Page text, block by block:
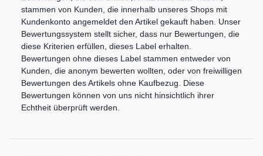
stammen von Kunden, die innerhalb unseres Shops mit
Kundenkonto angemeldet den Artikel gekauft haben. Unser
Bewertungssystem stellt sicher, dass nur Bewertungen, die
diese Kriterien erfüllen, dieses Label erhalten.
Bewertungen ohne dieses Label stammen entweder von
Kunden, die anonym bewerten wollten, oder von freiwilligen
Bewertungen des Artikels ohne Kaufbezug. Diese
Bewertungen können von uns nicht hinsichtlich ihrer
Echtheit überprüft werden.